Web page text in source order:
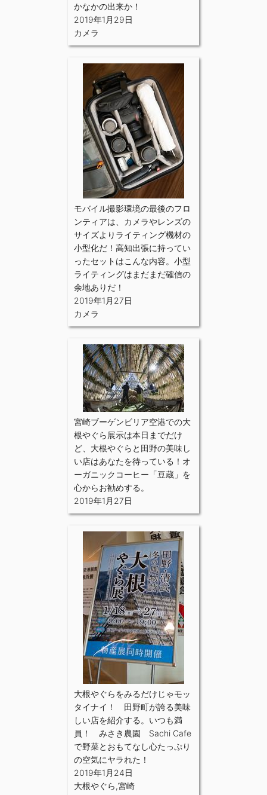
かなかの出来か！
2019年1月29日
カメラ
モバイル撮影環境の最後のフロ
ンティアは、カメラやレンズの
サイズよりライティング機材の
小型化だ！高知出張に持ってい
ったセットはこんな内容。小型
ライティングはまだまだ確信の
余地ありだ！
2019年1月27日
カメラ
宮崎ブーゲンビリア空港での大
根やぐら展示は本日までだけ
ど、大根やぐらと田野の美味し
い店はあなたを待っている！オ
ーガニックコーヒー「豆蔵」を
心からお勧めする。
2019年1月27日
大根やぐらをみるだけじゃモッ
タイナイ！ 田野町が誇る美味
しい店を紹介する。いつも満
員！ みさき農園 Sachi Cafe
で野菜とおもてなし心たっぷり
の空気にヤラれた！
2019年1月24日
大根やぐら,宮崎